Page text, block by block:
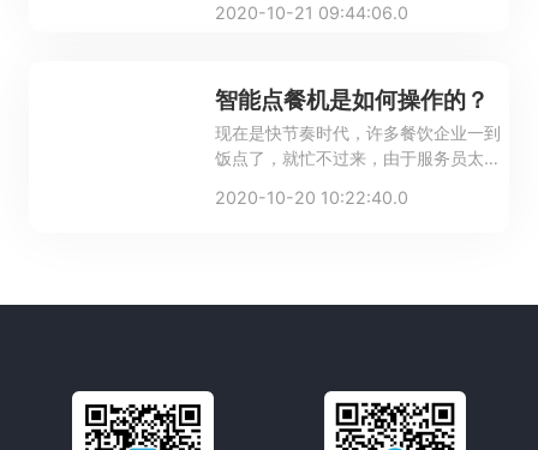
如果增加服务人员势必为提高人力成
决了餐厅运营中的&ldquo;痛点&rdquo;
2020-10-21 09:44:06.0
智能点餐机是如何操作的？
现在是快节奏时代，许多餐饮企业一到
饭点了，就忙不过来，由于服务员太忙
就会让许多顾客流失，为此，许多餐厅
2020-10-20 10:22:40.0